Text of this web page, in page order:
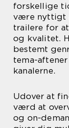
forskellige
være nyttigt
trailere for
og kvalitet.
bestemt
tema-
kanalerne.
Udover at
værd at
og on-